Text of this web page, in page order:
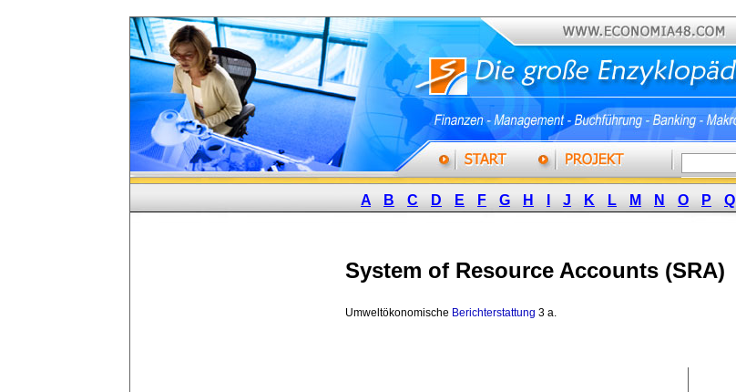
A B C D E F G H J K L M N O P Q
System of Resource Accounts (SRA)
Umweltökonomische Berichterstattung 3 a.